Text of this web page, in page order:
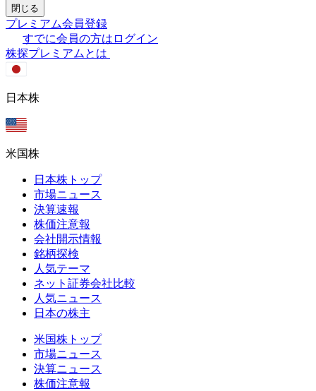
閉じる
プレミアム会員登録
すでに会員の方はログイン
株探プレミアムとは
日本株
米国株
日本株トップ
市場ニュース
決算速報
株価注意報
会社開示情報
銘柄探検
人気テーマ
ネット証券会社比較
人気ニュース
日本の株主
米国株トップ
市場ニュース
決算ニュース
株価注意報